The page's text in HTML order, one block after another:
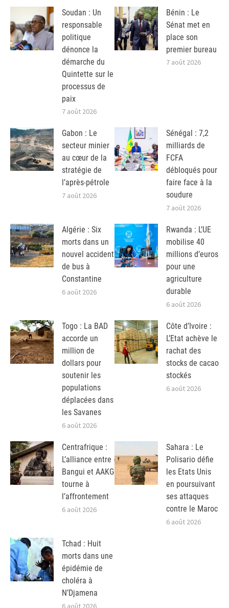
Soudan : Un
responsable
politique
dénonce la
démarche du
Quintette sur le
processus de
paix
7 août 2026
Bénin : Le
Sénat met en
place son
premier bureau
7 août 2026
Gabon : Le
secteur minier
au cœur de la
stratégie de
l’après-pétrole
7 août 2026
Sénégal : 7,2
milliards de
FCFA
débloqués pour
faire face à la
soudure
7 août 2026
Algérie : Six
morts dans un
nouvel accident
de bus à
Constantine
6 août 2026
Rwanda : L’UE
mobilise 40
millions d’euros
pour une
agriculture
durable
6 août 2026
Togo : La BAD
accorde un
million de
dollars pour
soutenir les
populations
déplacées dans
les Savanes
6 août 2026
Côte d’Ivoire :
L’Etat achève le
rachat des
stocks de cacao
stockés
6 août 2026
Centrafrique :
L’alliance entre
Bangui et AAKG
tourne à
l’affrontement
6 août 2026
Sahara : Le
Polisario défie
les Etats Unis
en poursuivant
ses attaques
contre le Maroc
6 août 2026
Tchad : Huit
morts dans une
épidémie de
choléra à
N’Djamena
6 août 2026